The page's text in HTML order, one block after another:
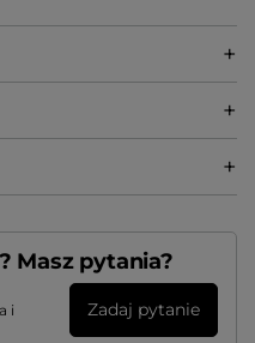
Masz pytania?
i
Zadaj pytanie